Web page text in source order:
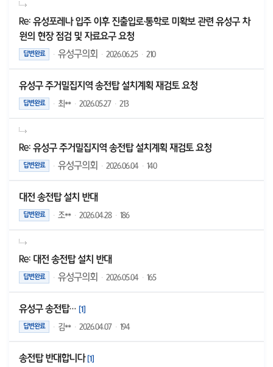
Re: 유성포레나 입주 이후 진출입로·통학로 미확보 관련 유성구 차
원의 현장 점검 및 자료요구 요청
답변완료 · 유성구의회 · 2026.06.25 · 210
유성구 주거밀집지역 송전탑 설치계획 재검토 요청
답변완료 · 최** · 2026.05.27 · 213
Re: 유성구 주거밀집지역 송전탑 설치계획 재검토 요청
답변완료 · 유성구의회 · 2026.06.04 · 140
대전 송전탑 설치 반대
답변완료 · 조** · 2026.04.28 · 186
Re: 대전 송전탑 설치 반대
답변완료 · 유성구의회 · 2026.05.04 · 165
유성구 송전탑… [1]
답변완료 · 김** · 2026.04.07 · 194
송전탑 반대합니다 [1]